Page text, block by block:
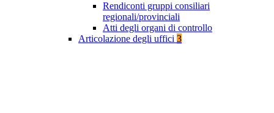
Rendiconti gruppi consiliari
regionali/provinciali
Atti degli organi di controllo
Articolazione degli uffici 3